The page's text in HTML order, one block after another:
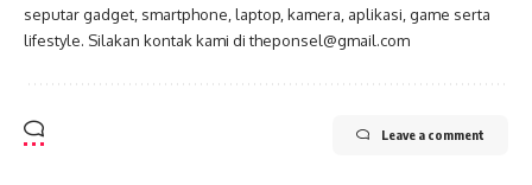
seputar gadget, smartphone, laptop, kamera, aplikasi, game serta
lifestyle. Silakan kontak kami di theponsel@gmail.com
Leave a comment